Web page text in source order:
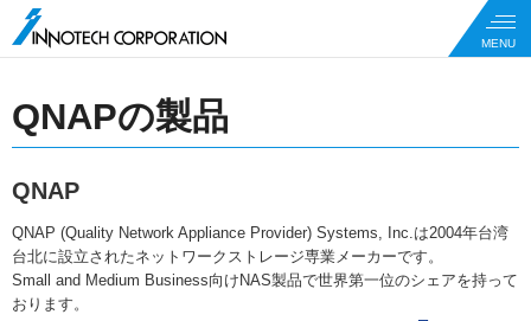
QNAPの製品
QNAP
QNAP (Quality Network Appliance Provider) Systems, Inc.は2004年台湾
台北に設立されたネットワークストレージ専業メーカーです。
Small and Medium Business向けNAS製品で世界第一位のシェアを持って
おります。